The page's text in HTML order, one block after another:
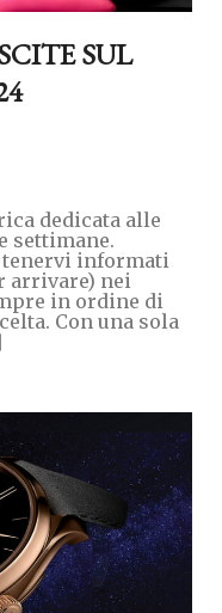
SUL
dedicata alle
settimane.
tenervi informati
arrivare) nei
in ordine di
Con una sola